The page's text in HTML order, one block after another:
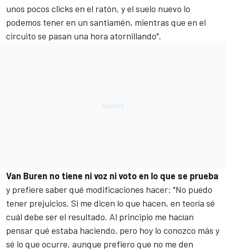
unos pocos clicks en el ratón, y el suelo nuevo lo
podemos tener en un santiamén, mientras que en el
circuito se pasan una hora atornillando".
Van Buren no tiene ni voz ni voto en lo que se prueba
y prefiere saber qué modificaciones hacer: "No puedo
tener prejuicios. Si me dicen lo que hacen, en teoría sé
cuál debe ser el resultado. Al principio me hacían
pensar qué estaba haciendo, pero hoy lo conozco más y
sé lo que ocurre, aunque prefiero que no me den